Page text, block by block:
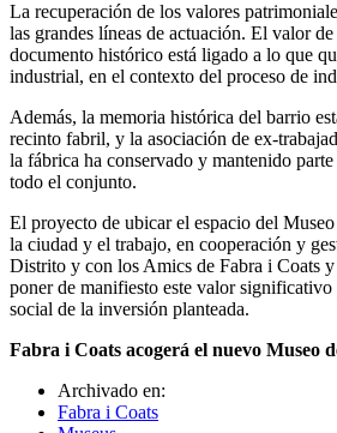
La recuperación de los valores
las grandes líneas de actuación. El valor
documento histórico está ligado a lo que
industrial, en el contexto del proceso de
Además, la memoria histórica del barrio
recinto fabril, y la asociación de ex-
la fábrica ha conservado y mantenido
todo el conjunto.
El proyecto de ubicar el espacio del
la ciudad y el trabajo, en cooperación y
Distrito y con los Amics de Fabra i Coats
poner de manifiesto este valor
social de la inversión planteada.
Fabra i Coats acogerá el nuevo Museo
Archivado en:
Fabra i Coats